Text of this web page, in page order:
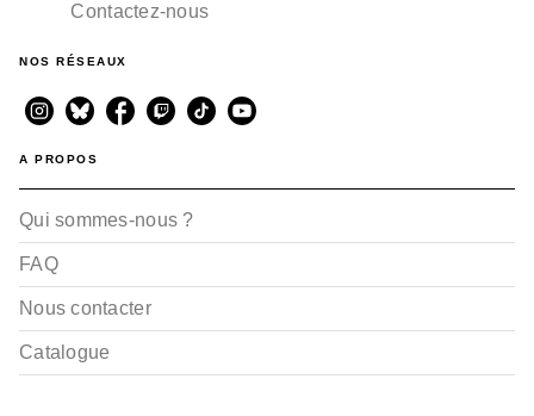
Contactez-nous
NOS RÉSEAUX
A PROPOS
Qui sommes-nous ?
FAQ
Nous contacter
Catalogue